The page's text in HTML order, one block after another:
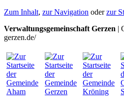
Zum Inhalt, zur Navigation oderzur
Verwaltungsgemeinschaft Gerzen |
gerzen.de/